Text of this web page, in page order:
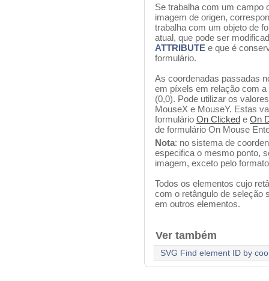
Se trabalha com um campo
imagem de origen,
trabalha com um objeto de
atual, que pode ser
ATTRIBUTE e que é
formulário.
As coordenadas passadas
em píxels em relação com
(0,0). Pode utilizar os
MouseX e MouseY. Estas
formulário On Clicked e On
de formulário On Mouse
Nota: no sistema de
especifica o mesmo ponto,
imagem, exceto pelo
Todos os elementos cujo
com o retângulo de seleção
em outros elementos.
Ver também
SVG Find element ID by